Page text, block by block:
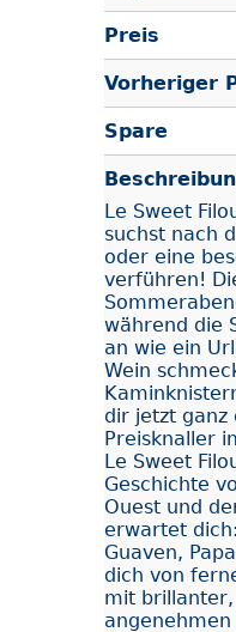
Preis
Vorheriger
Spare
Le Sweet
suchst nach
oder eine
verführen!
während die
an wie ein
Wein
dir jetzt ganz
Preisknaller
Le Sweet
Geschichte
Ouest und
erwartet
Guaven,
dich von
mit